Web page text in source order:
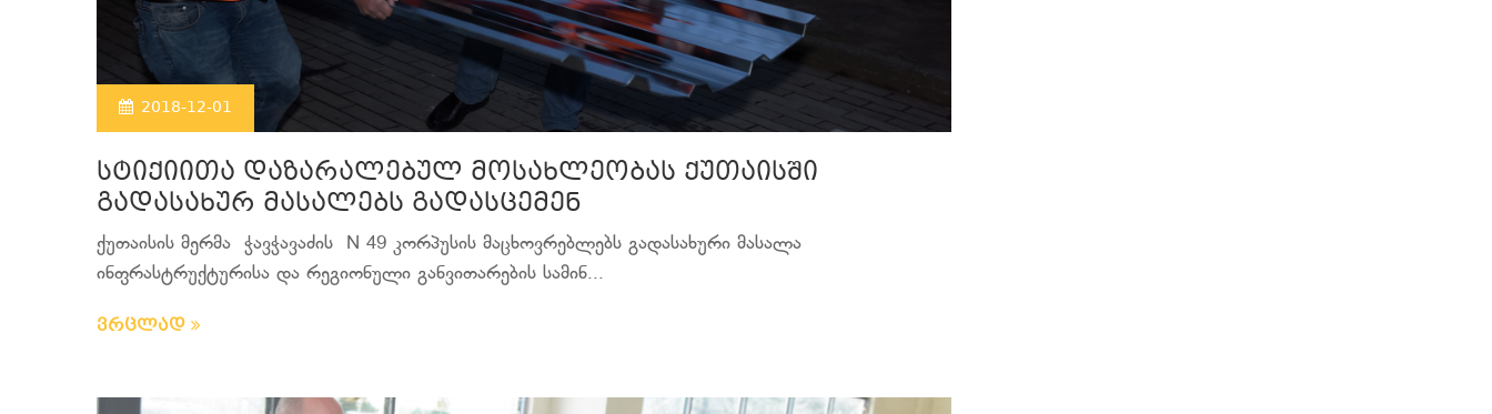
2018-12-01
სტიქიითა დაზარალებულ მოსახლეობას ქუთაისში
გადასახურ მასალებს გადასცემენ
ქუთაისის მერმა ჭავჭავაძის N 49 კორპუსის მაცხოვრებლებს გადასახური მასალა
ინფრასტრუქტურისა და რეგიონული განვითარების სამინ...
ვრცლად